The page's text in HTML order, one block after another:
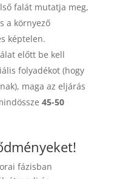
falát mutatja meg,
a környező
képtelen.
előtt be kell
folyadékot (hogy
maga az eljárás
45-50
fázisban